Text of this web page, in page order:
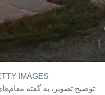
IMAGES
توضیح تصویر، به گفته